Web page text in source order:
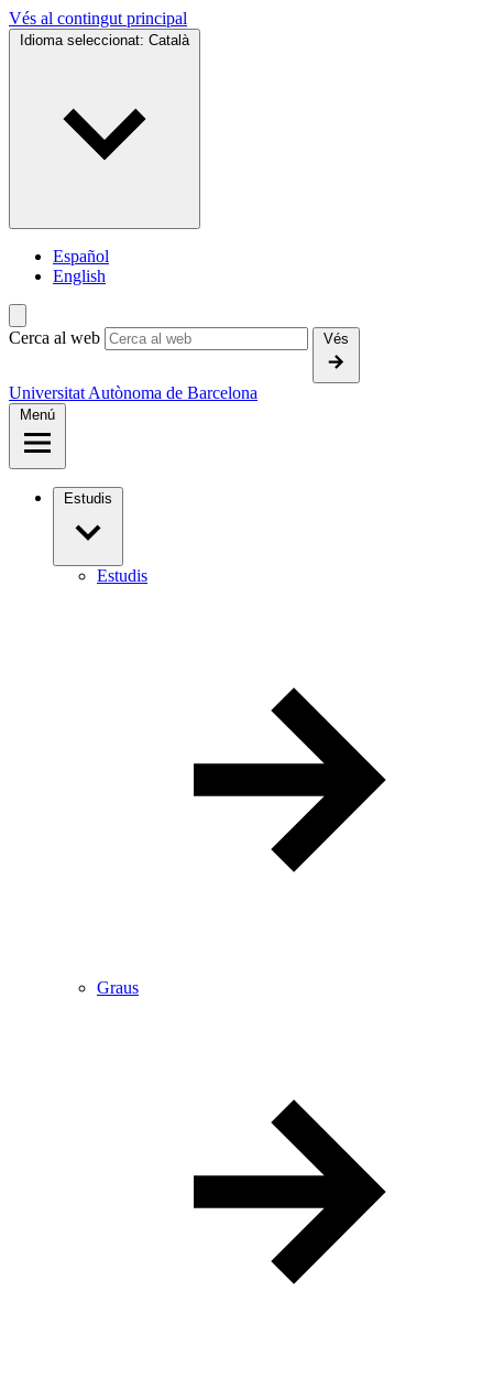
Vés al contingut principal
Idioma seleccionat: Català
Español
English
Cerca al web Vés
Universitat Autònoma de Barcelona
Menú
Estudis
Estudis
Graus